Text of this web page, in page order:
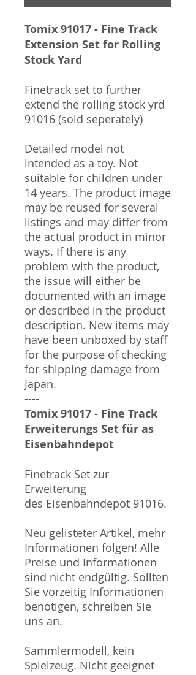
Tomix 91017 - Fine Track
Extension Set for Rolling
Stock Yard
Finetrack set to further
extend the rolling stock yrd
91016 (sold seperately)
Detailed model not
intended as a toy. Not
suitable for children under
14 years. The product image
may be reused for several
listings and may differ from
the actual product in minor
ways. If there is any
problem with the product,
the issue will either be
documented with an image
or described in the product
description. New items may
have been unboxed by staff
for the purpose of checking
for shipping damage from
Japan.
----
Tomix 91017 - Fine Track
Erweiterungs Set für as
Eisenbahndepot
Finetrack Set zur
Erweiterung
des Eisenbahndepot 91016.
Neu gelisteter Artikel, mehr
Informationen folgen! Alle
Preise und Informationen
sind nicht endgültig. Sollten
Sie vorzeitig Informationen
benötigen, schreiben Sie
uns an.
Sammlermodell, kein
Spielzeug. Nicht geeignet